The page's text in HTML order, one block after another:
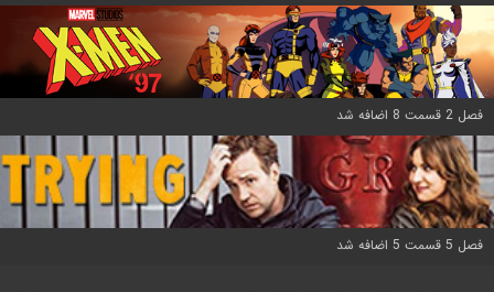
فصل 2 قسمت 8 اضافه شد
فصل 5 قسمت 5 اضافه شد